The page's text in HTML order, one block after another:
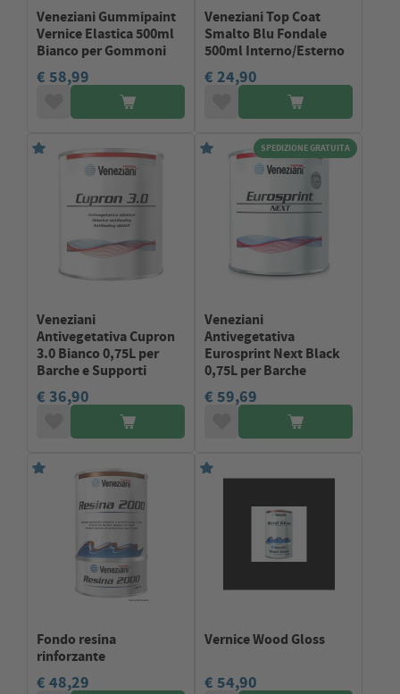
Veneziani Gummipaint
Vernice Elastica 500ml
Bianco per Gommoni
€ 58,99
Veneziani Top Coat
Smalto Blu Fondale
500ml Interno/Esterno
€ 24,90
Veneziani
Antivegetativa Cupron
3.0 Bianco 0,75L per
Barche e Supporti
€ 36,90
SPEDIZIONE GRATUITA
Veneziani
Antivegetativa
Eurosprint Next Black
0,75L per Barche
€ 59,69
Fondo resina
rinforzante
€ 48,29
Vernice Wood Gloss
€ 54,90